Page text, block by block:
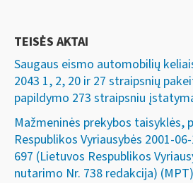
TEISĖS AKTAI
Saugaus eismo automobilių
2043 1, 2, 20 ir 27 straipsnių
papildymo 273 straipsniu
Mažmeninės prekybos
Respublikos Vyriausybės 2001-
697 (Lietuvos Respublikos
nutarimo Nr. 738 redakcija) (MPT)